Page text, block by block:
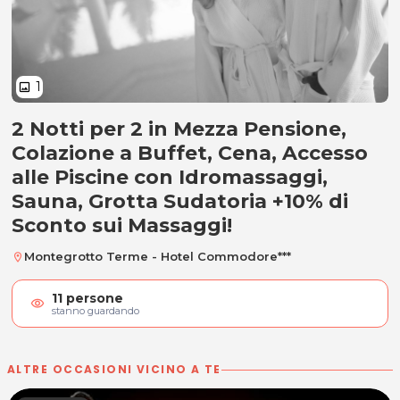
image 1
Weekend in Spa per 2 a
2 Notti per 2 in Mezza Pensione,
Colazione a Buffet, Cena, Accesso
alle Piscine con Idromassaggi,
Sauna, Grotta Sudatoria +10% di
Sconto sui Massaggi!
location_on Montegrotto Terme - Hotel Commodore***
visibility 11 persone
stanno guardando
ALTRE OCCASIONI VICINO A TE